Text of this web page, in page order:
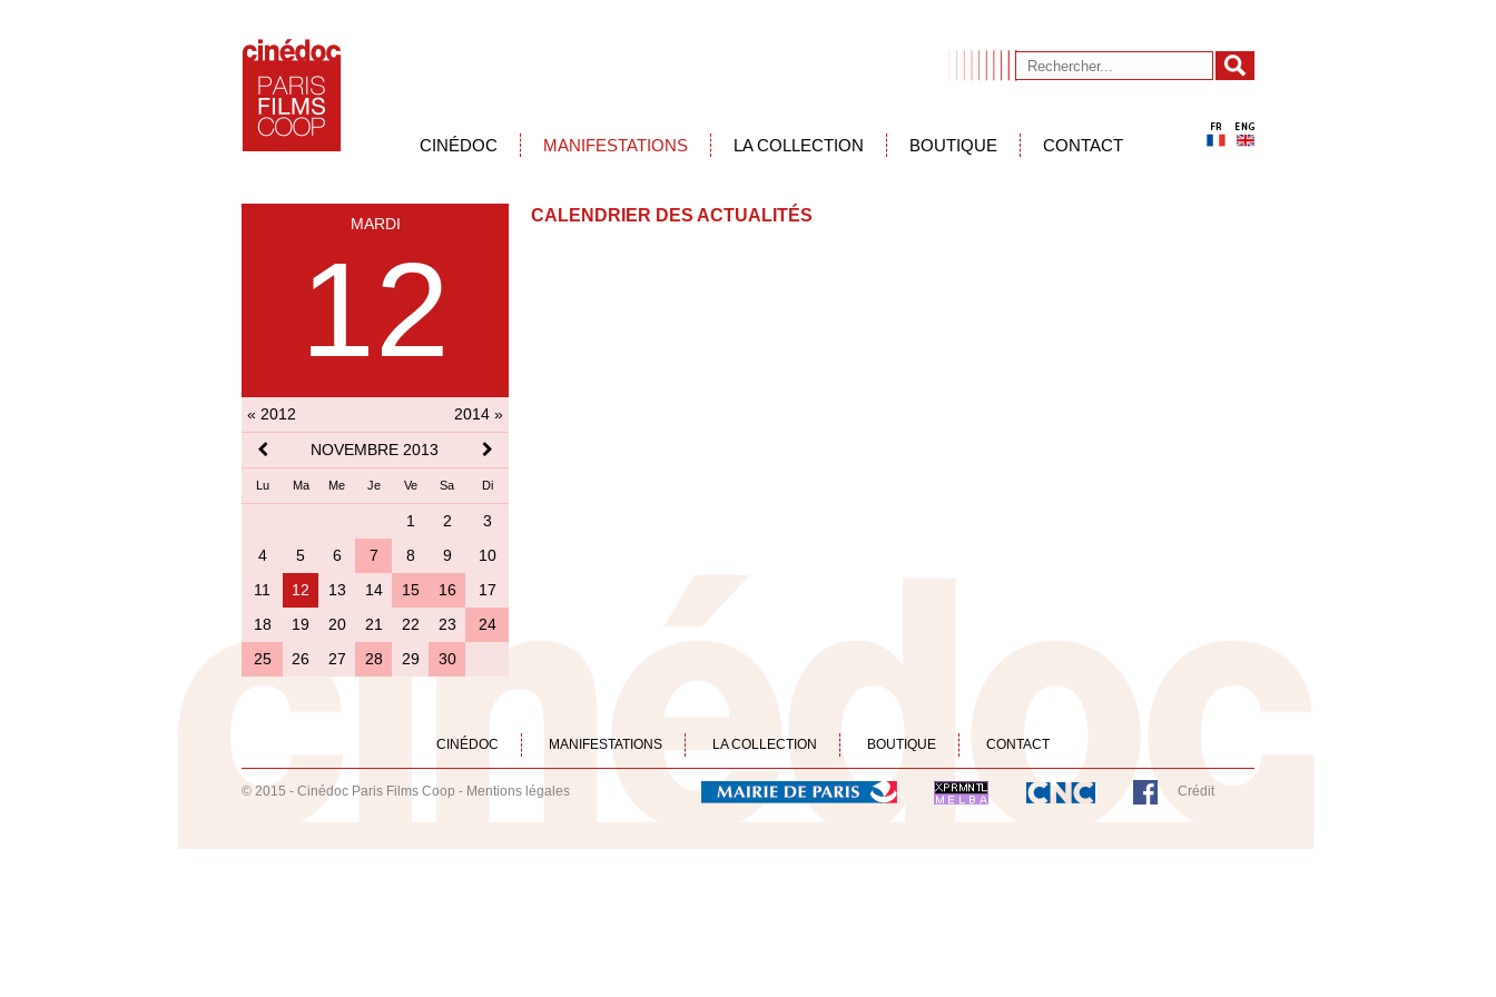
CINÉDOC MANIFESTATIONS LA COLLECTION BOUTIQUE CONTACT
MARDI
12
« 2012
2014 »
NOVEMBRE 2013
Lu Ma Me Je Ve Sa Di
1 2
3
4
5 6 7 8 9
10
11
12 13 14 15 16
17
18
19 20 21 22 23
24
25
26 27 28 29 30
CALENDRIER DES ACTUALITÉS
CINÉDOC MANIFESTATIONS LA COLLECTION BOUTIQUE CONTACT
© 2015 - Cinédoc Paris Films Coop - Mentions légales Crédit